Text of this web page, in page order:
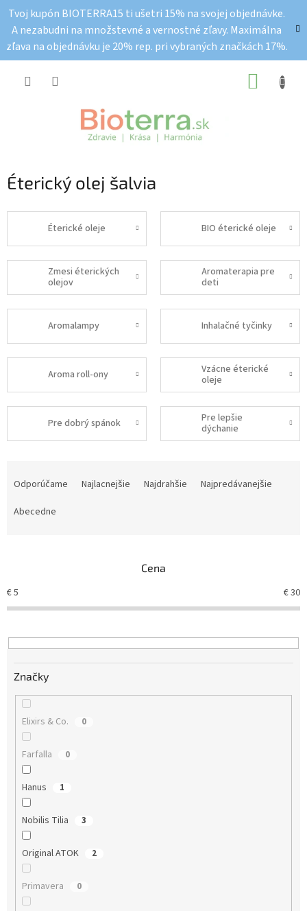
obsah
Tvoj kupón BIOTERRA15 ti ušetri 15% na svojej objednávke.
A nezabudni na množstevné a vernostné zľavy. Maximálna
zľava na objednávku je 20% rep. pri vybraných značkách 17%.
Éterický olej šalvia
Éterické oleje BIO éterické oleje
Zmesi éterických
olejov
Aromaterapia pre
deti
Aromalampy Inhalačné tyčinky
Aroma roll-ony
Vzácne éterické
oleje
Pre dobrý spánok
Pre lepšie
dýchanie
r
o
u
k
Odporúčame Najlacnejšie Najdrahšie
Najpredávanejšie
Abecedne
Cena
€5 €30
Značky
Elixirs & Co. 0
Farfalla 0
Hanus 1
Nobilis Tilia 3
Original ATOK 2
Primavera 0